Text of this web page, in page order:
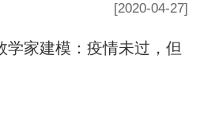
[2020-04-27]
学家建模：疫情未过，但